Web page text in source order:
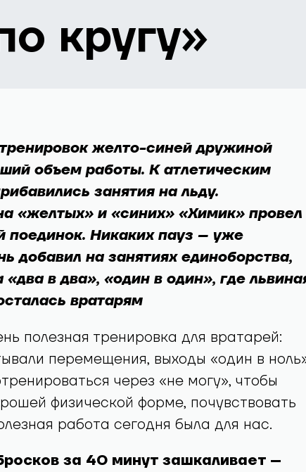
кругу»
желто-синей дружиной
объем работы. К атлетическим
занятия на льду.
«желтых» и «синих» «Химик» провел
поединок. Никаких пауз – уже
добавил на занятиях единоборства,
«два в два», «один в один», где
вратарям
полезная тренировка для вратарей:
перемещения, выходы «один в
через «не могу», чтобы
физической форме, почувствовать
работа сегодня была для нас.
за 40 минут зашкаливает –